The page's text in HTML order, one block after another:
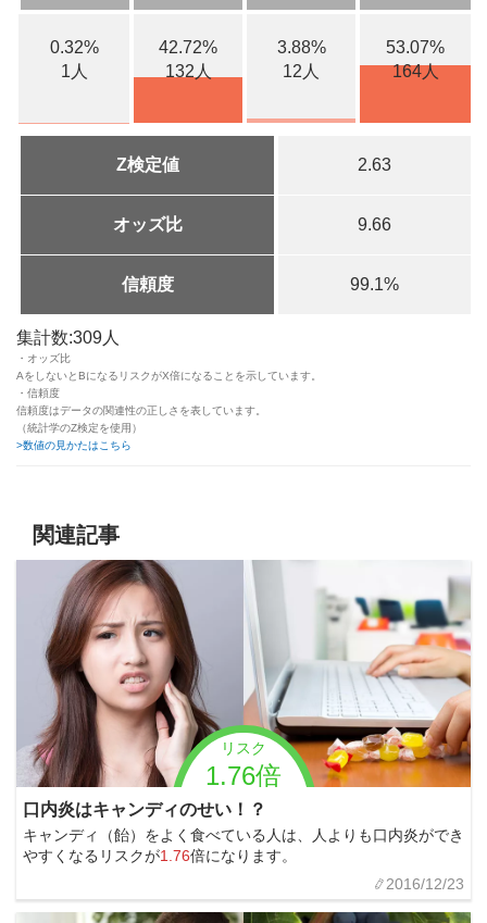
0.32%
1人
42.72%
132人
3.88%
12人
53.07%
164人
Z検定値 2.63
オッズ比 9.66
信頼度 99.1%
集計数:309人
・オッズ比
AをしないとBになるリスクがX倍になることを示しています。
・信頼度
信頼度はデータの関連性の正しさを表しています。
（統計学のZ検定を使用）
>数値の見かたはこちら
関連記事
リスク
1.76倍
口内炎はキャンディのせい！？
キャンディ（飴）をよく食べている人は、人よりも口内炎ができ
やすくなるリスクが1.76倍になります。
2016/12/23